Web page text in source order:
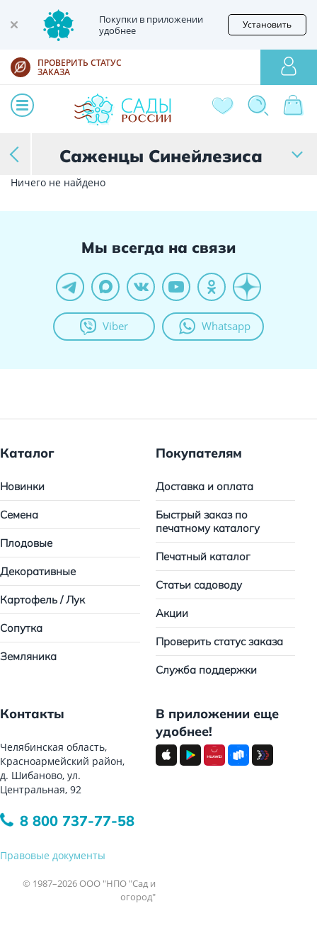
Покупки в приложении
удобнее
Установить
ПРОВЕРИТЬ СТАТУС
ЗАКАЗА
Саженцы Синейлезиса
Ничего не найдено
Мы всегда на связи
Viber Whatsapp
Каталог
Новинки
Семена
Плодовые
Декоративные
Картофель / Лук
Сопутка
Земляника
Покупателям
Доставка и оплата
Быстрый заказ по
печатному каталогу
Печатный каталог
Статьи садоводу
Акции
Проверить статус заказа
Служба поддержки
Контакты
Челябинская область,
Красноармейский район,
д. Шибаново, ул.
Центральная, 92
8 800 737-77-58
Правовые документы
© 1987–2026 ООО "НПО "Сад и
огород"
В приложении еще
удобнее!